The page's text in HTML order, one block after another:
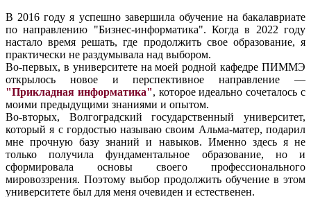
В 2016 году я успешно завершила обучение на бакалавриате
по направлению "Бизнес-информатика". Когда в 2022 году
настало время решать, где продолжить свое образование, я
практически не раздумывала над выбором.
Во-первых, в университете на моей родной кафедре ПИММЭ
открылось новое и перспективное направление —
"Прикладная информатика", которое идеально сочеталось с
моими предыдущими знаниями и опытом.
Во-вторых, Волгоградский государственный университет,
который я с гордостью называю своим Альма-матер, подарил
мне прочную базу знаний и навыков. Именно здесь я не
только получила фундаментальное образование, но и
сформировала основы своего профессионального
мировоззрения. Поэтому выбор продолжить обучение в этом
университете был для меня очевиден и естественен.